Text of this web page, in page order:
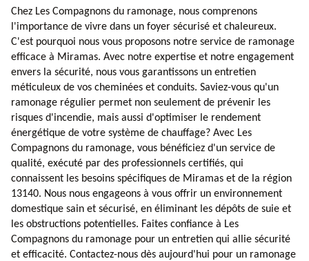
Chez Les Compagnons du ramonage, nous comprenons
l'importance de vivre dans un foyer sécurisé et chaleureux.
C'est pourquoi nous vous proposons notre service de ramonage
efficace à Miramas. Avec notre expertise et notre engagement
envers la sécurité, nous vous garantissons un entretien
méticuleux de vos cheminées et conduits. Saviez-vous qu'un
ramonage régulier permet non seulement de prévenir les
risques d'incendie, mais aussi d'optimiser le rendement
énergétique de votre système de chauffage? Avec Les
Compagnons du ramonage, vous bénéficiez d'un service de
qualité, exécuté par des professionnels certifiés, qui
connaissent les besoins spécifiques de Miramas et de la région
13140. Nous nous engageons à vous offrir un environnement
domestique sain et sécurisé, en éliminant les dépôts de suie et
les obstructions potentielles. Faites confiance à Les
Compagnons du ramonage pour un entretien qui allie sécurité
et efficacité. Contactez-nous dès aujourd'hui pour un ramonage